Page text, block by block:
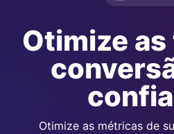
Otimize
Otimize as métricas de